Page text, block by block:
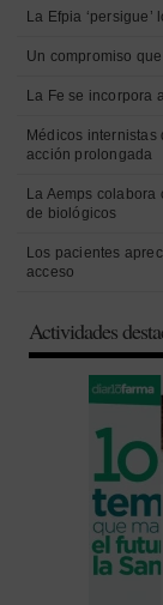
La Efpia
Un compromiso
La Fe se incorpora
Médicos internistas
acción prolongada
La Aemps
de biológicos
Los pacientes
acceso
Actividades